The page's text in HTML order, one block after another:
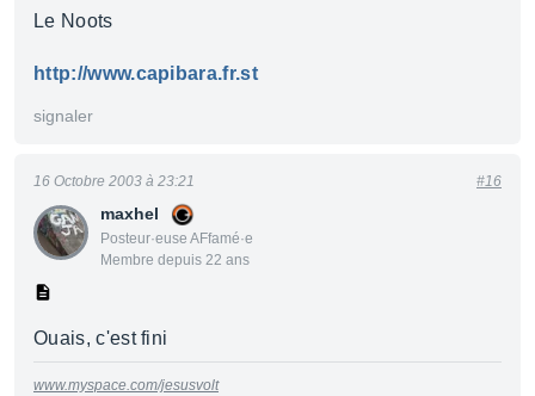
Le Noots
http://www.capibara.fr.st
signaler
maxhel
Posteur·euse AFfamé·e
Membre depuis 22 ans
16 Octobre 2003 à 23:21 #16
Ouais, c'est fini
www.myspace.com/jesusvolt